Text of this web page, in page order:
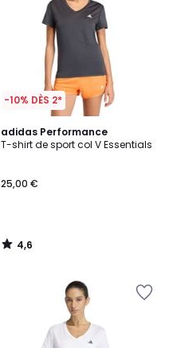
-10% DÈS 2*
adidas Performance
T-shirt de sport col V Essentials
25,00 €
4,6
/ 5
4,6
/